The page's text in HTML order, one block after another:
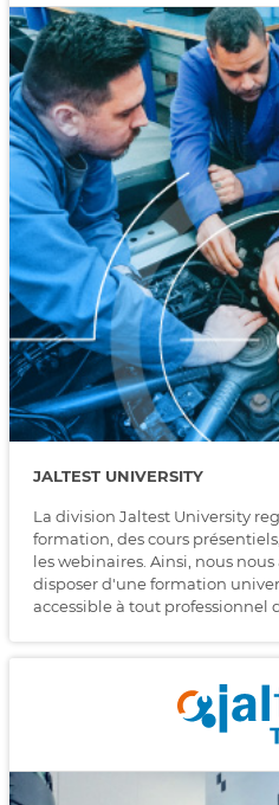
JALTEST UNIVERSITY
La division Jaltest University
formation, des cours
les webinaires. Ainsi, nous
disposer d'une formation
accessible à tout professionnel